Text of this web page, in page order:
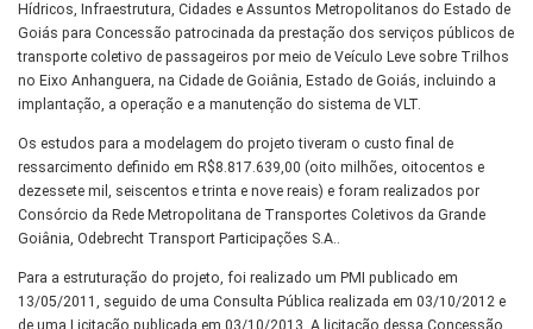
Hídricos, Infraestrutura, Cidades e Assuntos Metropolitanos do Estado de
Goiás para Concessão patrocinada da prestação dos serviços públicos de
transporte coletivo de passageiros por meio de Veículo Leve sobre Trilhos
no Eixo Anhanguera, na Cidade de Goiânia, Estado de Goiás, incluindo a
implantação, a operação e a manutenção do sistema de VLT.
Os estudos para a modelagem do projeto tiveram o custo final de
ressarcimento definido em R$8.817.639,00 (oito milhões, oitocentos e
dezessete mil, seiscentos e trinta e nove reais) e foram realizados por
Consórcio da Rede Metropolitana de Transportes Coletivos da Grande
Goiânia, Odebrecht Transport Participações S.A..
Para a estruturação do projeto, foi realizado um PMI publicado em
13/05/2011, seguido de uma Consulta Pública realizada em 03/10/2012 e